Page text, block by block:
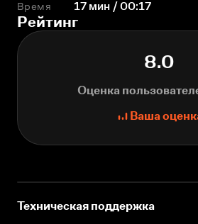
Время 17 мин / 00:17
Рейтинг
8.0
Оценка
Ваша
Техническая поддержка